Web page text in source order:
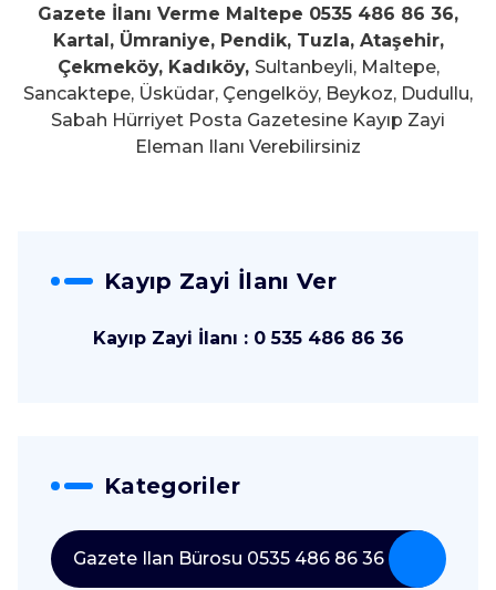
Gazete İlanı Verme Maltepe 0535 486 86 36,
Kartal, Ümraniye, Pendik, Tuzla, Ataşehir,
Çekmeköy, Kadıköy, Sultanbeyli, Maltepe,
Sancaktepe, Üsküdar, Çengelköy, Beykoz, Dudullu,
Sabah Hürriyet Posta Gazetesine Kayıp Zayi
Eleman Ilanı Verebilirsiniz
Kayıp Zayi İlanı Ver
Kayıp Zayi İlanı : 0 535 486 86 36
Kategoriler
Gazete Ilan Bürosu 0535 486 86 36